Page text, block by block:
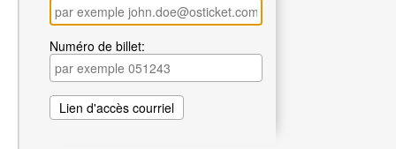
Numéro de billet: